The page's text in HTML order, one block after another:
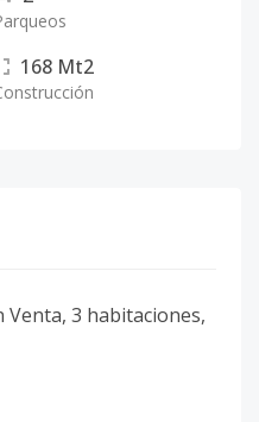
168 Mt2
3 habitaciones,